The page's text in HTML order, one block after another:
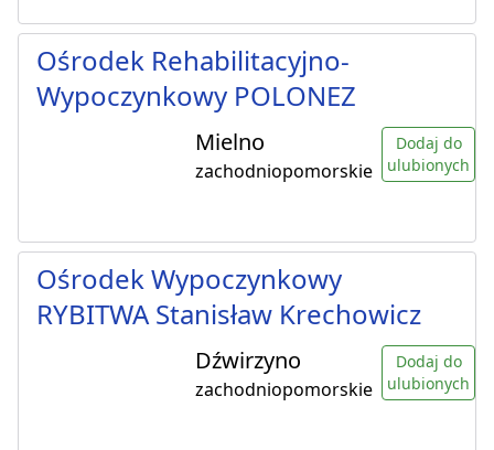
Ośrodek Rehabilitacyjno-
Wypoczynkowy POLONEZ
Mielno
zachodniopomorskie
Dodaj do
ulubionych
Ośrodek Wypoczynkowy
RYBITWA Stanisław Krechowicz
Dźwirzyno
zachodniopomorskie
Dodaj do
ulubionych